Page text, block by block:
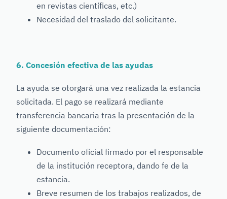
en revistas científicas, etc.)
Necesidad del traslado del solicitante.
6. Concesión efectiva de las ayudas
La ayuda se otorgará una vez realizada la estancia
solicitada. El pago se realizará mediante
transferencia bancaria tras la presentación de la
siguiente documentación:
Documento oficial firmado por el responsable
de la institución receptora, dando fe de la
estancia.
Breve resumen de los trabajos realizados, de